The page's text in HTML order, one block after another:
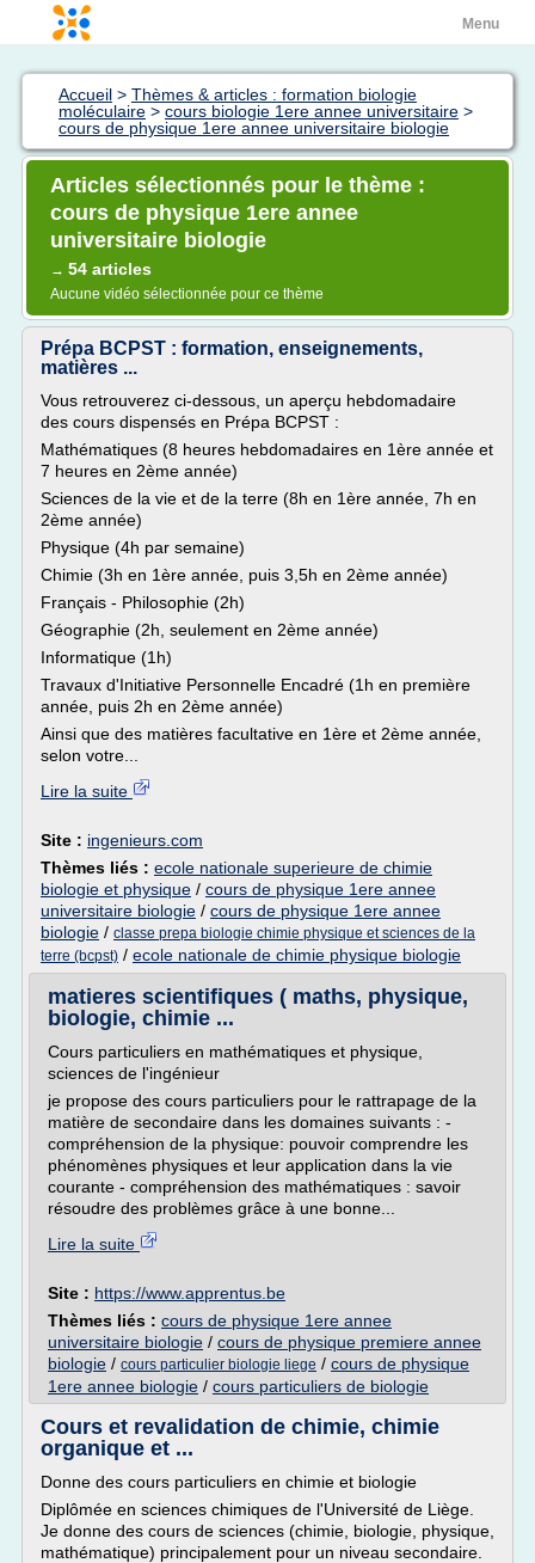
Menu
Accueil > Thèmes & articles : formation biologie
moléculaire > cours biologie 1ere annee universitaire >
cours de physique 1ere annee universitaire biologie
Articles sélectionnés pour le thème :
cours de physique 1ere annee
universitaire biologie
→ 54 articles
Aucune vidéo sélectionnée pour ce thème
Prépa BCPST : formation, enseignements,
matières ...
Vous retrouverez ci-dessous, un aperçu hebdomadaire
des cours dispensés en Prépa BCPST :
Mathématiques (8 heures hebdomadaires en 1ère année et
7 heures en 2ème année)
Sciences de la vie et de la terre (8h en 1ère année, 7h en
2ème année)
Physique (4h par semaine)
Chimie (3h en 1ère année, puis 3,5h en 2ème année)
Français - Philosophie (2h)
Géographie (2h, seulement en 2ème année)
Informatique (1h)
Travaux d'Initiative Personnelle Encadré (1h en première
année, puis 2h en 2ème année)
Ainsi que des matières facultative en 1ère et 2ème année,
selon votre...
Lire la suite
Site : ingenieurs.com
Thèmes liés : ecole nationale superieure de chimie
biologie et physique / cours de physique 1ere annee
universitaire biologie / cours de physique 1ere annee
biologie / classe prepa biologie chimie physique et sciences de la
terre (bcpst) / ecole nationale de chimie physique biologie
matieres scientifiques ( maths, physique,
biologie, chimie ...
Cours particuliers en mathématiques et physique,
sciences de l'ingénieur
je propose des cours particuliers pour le rattrapage de la
matière de secondaire dans les domaines suivants : -
compréhension de la physique: pouvoir comprendre les
phénomènes physiques et leur application dans la vie
courante - compréhension des mathématiques : savoir
résoudre des problèmes grâce à une bonne...
Lire la suite
Site : https://www.apprentus.be
Thèmes liés : cours de physique 1ere annee
universitaire biologie / cours de physique premiere annee
biologie / cours particulier biologie liege / cours de physique
1ere annee biologie / cours particuliers de biologie
Cours et revalidation de chimie, chimie
organique et ...
Donne des cours particuliers en chimie et biologie
Diplômée en sciences chimiques de l'Université de Liège.
Je donne des cours de sciences (chimie, biologie, physique,
mathématique) principalement pour un niveau secondaire.